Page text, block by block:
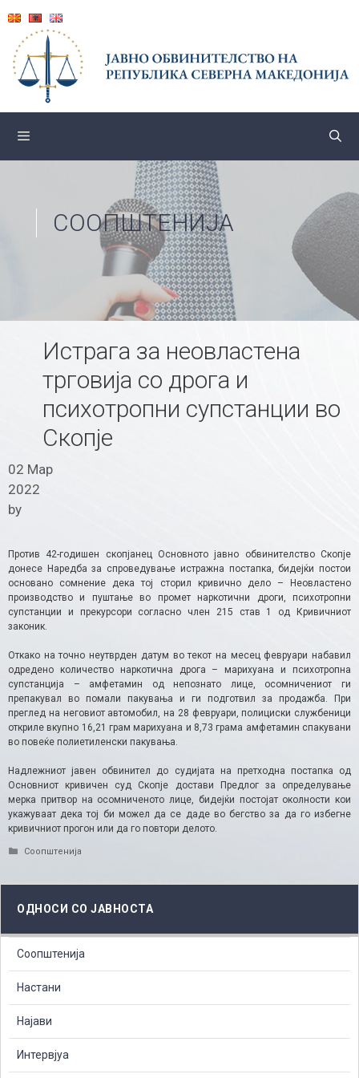
content
СООПШТЕНИЈА
Истрага за неовластена
трговија со дрога и
психотропни супстанции во
Скопје
02 Мар
2022
by
Против 42-годишен скопјанец Основното јавно обвинителство Скопје
донесе Наредба за спроведување истражна постапка, бидејќи постои
основано сомнение дека тој сторил кривично дело – Неовластено
производство и пуштање во промет наркотични дроги, психотропни
супстанции и прекурсори согласно член 215 став 1 од Кривичниот
законик.
Откако на точно неутврден датум во текот на месец февруари набавил
одредено количество наркотична дрога – марихуана и психотропна
супстанција – амфетамин од непознато лице, осомничениот ги
препакувал во помали пакувања и ги подготвил за продажба. При
преглед на неговиот автомобил, на 28 февруари, полициски службеници
откриле вкупно 16,21 грам марихуана и 8,73 грама амфетамин спакувани
во повеќе полиетиленски пакувања.
Надлежниот јавен обвинител до судијата на претходна постапка од
Основниот кривичен суд Скопје достави Предлог за определување
мерка притвор на осомниченото лице, бидејќи постојат околности кои
укажуваат дека тој би можел да се даде во бегство за да го избегне
кривичниот прогон или да го повтори делото.​
Categories
Соопштенија
ОДНОСИ СО ЈАВНОСТА
Соопштенија
Настани
Најави
Интервјуа